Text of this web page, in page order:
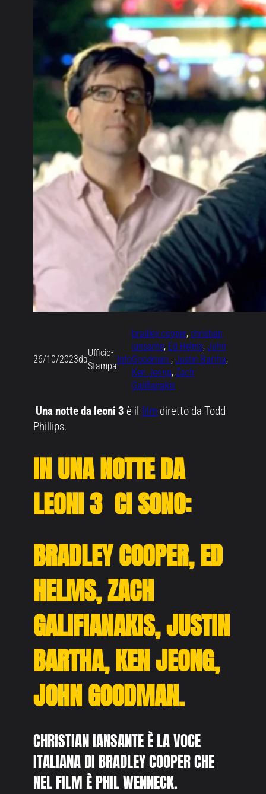
26/10/2023da
Ufficio-
Stampa
Info
bradley cooper, christian
iansante, Ed Helms, John
Goodman., Justin Bartha
Ken Jeong, Zach
Galifianakis
Una notte da leoni 3 è il film diretto da Todd
Phillips.
INUNA NOTTE DA
LEONI 3CI SONO:
BRADLEY COOPER, ED
HELMS, ZACH
GALIFIANAKIS, JUSTIN
BARTHA, KEN JEONG,
JOHN GOODMAN.
CHRISTIAN IANSANTE È LA VOCE
ITALIANA DI BRADLEY COOPER CHE
NEL FILM È PHIL WENNECK.